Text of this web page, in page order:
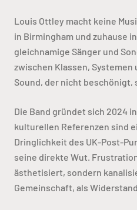
Louis Ottley macht keine
in Birmingham und zuhause
gleichnamige Sänger und
zwischen Klassen,
Sound, der nicht beschönigt,
Die Band gründet sich 2024
kulturellen Referenzen sind
Dringlichkeit des UK-Post-
seine direkte Wut.
ästhetisiert, sondern
Gemeinschaft, als Widerstand.